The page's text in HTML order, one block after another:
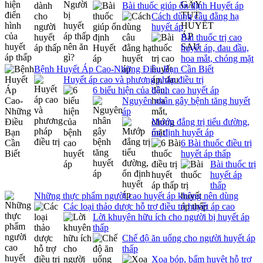
Bài thuốc giúp ổn định Huyết áp
Cách dùng câu đằng hạ
huyết áp
Bài thuốc trị cao
huyết áp, đau đầu,
hoa mắt, chóng mặt
Bệnh Huyết Áp Cao-Những Điều Bạn Cần Biết
Huyết áp cao và phương pháp điều trị
6 biểu hiện của bệnh cao huyết áp
Nguyên nhân gây bệnh tăng huyết
áp
Mướp đắng trị tiểu đường,
ổn định huyết áp
6 Bài thuốc điều trị
huyết áp thấp
Bài thuốc trị
huyết áp
thấp
Những thực phẩm người cao huyết áp không nên dùng
Các loại thảo dược hỗ trợ điều trị huyết áp cao
Lời khuyên hữu ích cho người bị huyết áp
thấp
Chế độ ăn uống cho người huyết áp
thấp
Xoa bóp, bấm huyệt hỗ trợ